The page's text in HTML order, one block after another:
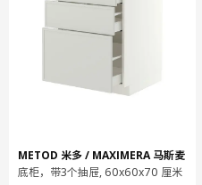
宽度
保养说明
METOD 米多 / MAXIMERA 马斯麦
底柜，带3个抽屉, 60x60x70 厘米